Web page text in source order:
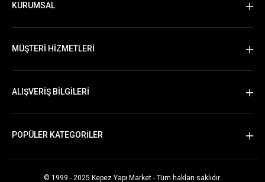
KURUMSAL
MÜŞTERİ HİZMETLERİ
ALIŞVERİŞ BİLGİLERİ
POPÜLER KATEGORİLER
© 1999 - 2025 Kepez Yapı Market - Tüm hakları saklıdır.